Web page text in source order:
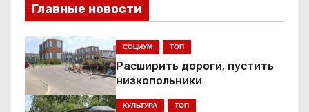
г
а
ц
Главные новости
СОЦИУМ ТОП
Расширить дороги, пустить
низкопольники
КУЛЬТУРА ТОП